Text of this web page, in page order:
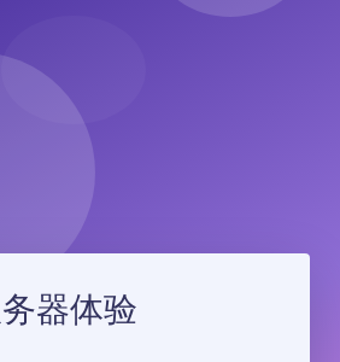
器体验